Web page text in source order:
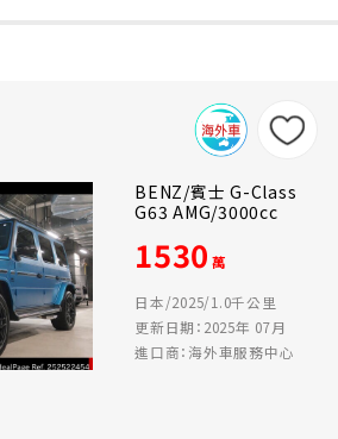
BENZ/賓士 G-Class
G63 AMG/3000cc
1530 萬
日本/2025/1.0千公里
更新日期：2025年 07月
進口商：海外車服務中心